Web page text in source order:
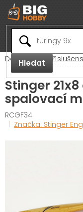
Přejít
na
obsah
Hledat
Domů RC
Stinger
spalovací
RCGF34
Značka: Stinger